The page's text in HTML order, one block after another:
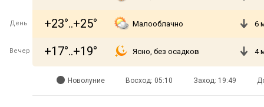
День +23°..+25° Малооблачно 6
Вечер +17°..+19° Ясно, без осадков 4
Новолуние Восход: 05:10 Заход: 19:49